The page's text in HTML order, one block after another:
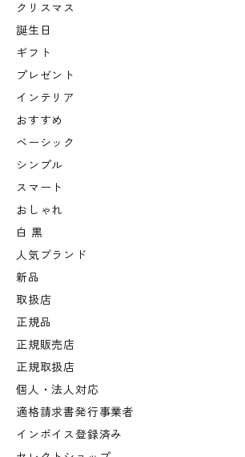
クリスマス
誕生日
ギフト
プレゼント
インテリア
おすすめ
ベーシック
シンプル
スマート
おしゃれ
白 黒
人気ブランド
新品
取扱店
正規品
正規販売店
正規取扱店
個人・法人対応
適格請求書発行事業者
インボイス登録済み